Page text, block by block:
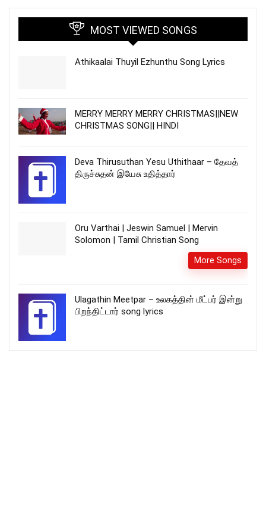
MOST VIEWED SONGS
Athikaalai Thuyil Ezhunthu Song Lyrics
MERRY MERRY MERRY CHRISTMAS||NEW
CHRISTMAS SONG|| HINDI
Deva Thirusuthan Yesu Uthithaar – தேவத்
திருச்சுதன் இயேசு உதித்தார்
Oru Varthai | Jeswin Samuel | Mervin
Solomon | Tamil Christian Song
More Songs
Ulagathin Meetpar – உலகத்தின் மீட்பர் இன்று
பிறந்திட்டார் song lyrics